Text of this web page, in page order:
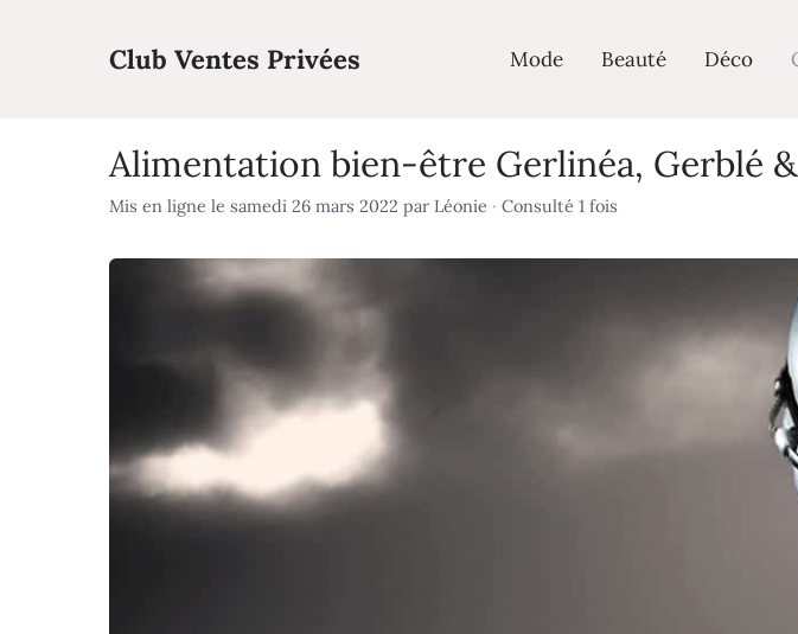
Club Ventes Privées Mode Beauté Déco
Alimentation bien-être Gerlinéa, Gerblé
Mis en ligne le samedi 26 mars 2022 par Léonie · Consulté 1 fois